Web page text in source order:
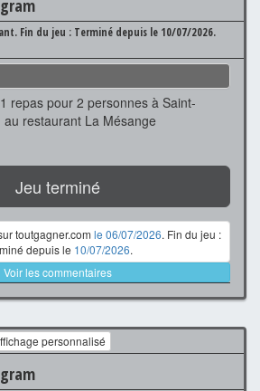
Fin du jeu : Terminé depuis le 10/07/2026.
1 repas pour 2 personnes à Saint-
restaurant La Mésange
Jeu terminé
toutgagner.com le 06/07/2026. Fin du jeu :
depuis le 10/07/2026.
Voir les commentaires
personnalisé